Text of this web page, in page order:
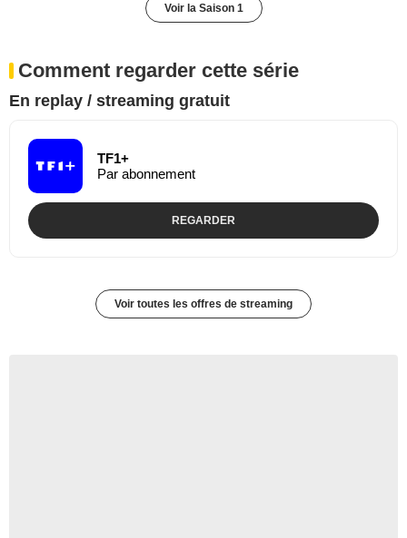
Voir la Saison 1
Comment regarder cette série
En replay / streaming gratuit
TF1+
Par abonnement
REGARDER
Voir toutes les offres de streaming